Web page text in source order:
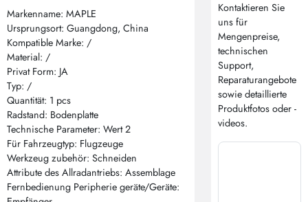
Markenname: MAPLE
Ursprungsort: Guangdong, China
Kompatible Marke: /
Material: /
Privat Form: JA
Typ: /
Quantität: 1 pcs
Radstand: Bodenplatte
Technische Parameter: Wert 2
Für Fahrzeugtyp: Flugzeuge
Werkzeug zubehör: Schneiden
Attribute des Allradantriebs: Assemblage
Fernbedienung Peripherie geräte/Geräte:
Kontaktieren Sie
uns für
Mengenpreise,
technischen
Support,
Reparaturangebote
sowie detaillierte
Produktfotos oder -
videos.